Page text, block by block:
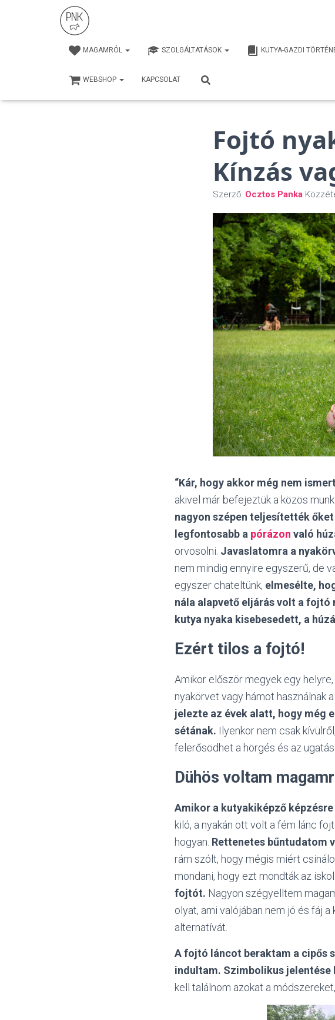
MAGAMRÓL SZOLGÁLTATÁSOK KUTYA-GAZDI
WEBSHOP KAPCSOLAT
Fojtó
Kínzás
Szerző: Ocztos Panka
“Kár, hogy akkor még nem
akivel már befejeztük a közös
nagyon szépen teljesítették őket
legfontosabb a pórázon való
orvosolni. Javaslatomra a
nem mindig ennyire egyszerű, de
egyszer chateltünk, elmesélte,
nála alapvető eljárás volt a fojtó
kutya nyaka kisebesedett, a
Ezért tilos a fojtó!
Amikor először megyek egy
nyakörvet vagy hámot használnak
jelezte az évek alatt, hogy még
sétának. Ilyenkor nem csak
felerősödhet a hörgés és az ugatás
Dühös voltam
Amikor a kutyakiképző
kiló, a nyakán ott volt a fém lánc
hogyan. Rettenetes bűntudatom
rám szólt, hogy mégis miért
mondani, hogy ezt mondták az
fojtót. Nagyon szégyelltem
olyat, ami valójában nem jó és fáj
alternatívát.
A fojtó láncot beraktam a cipős
indultam. Szimbolikus jelentése
kell találnom azokat a